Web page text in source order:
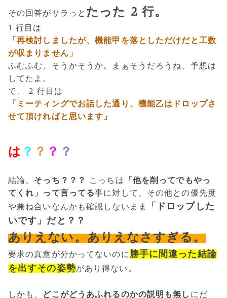
その回答がサラっと たった 2 行。
1 行目は
「再検討しましたが、機能甲を落としただけだと工数
が収まりません」
ふむふむ、そうかそうか。まぁそうだろうね、予想は
してたよ。
で、 2 行目は
「ミーティングでお話した通り、機能乙はドロップさ
せて頂ければと思います」
は ？ ？ ？ ？
結論、 そっち？？？ こっちは 「他を削ってでもやっ
てくれ」って言ってる事に対して、その他との優先度
や兼ね合いなんかも確認しないまま
「ドロップした
いです」だと？？
ありえない。ありえなさすぎる。
要求の真意が分かってないのに 勝手に間違った結論
を出すその姿勢があり得ない。
しかも、 どこがどうあふれるのかの説明も無し にだ